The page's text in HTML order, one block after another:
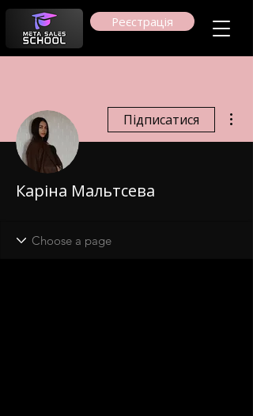
Реєстрація
Підписатися
Каріна Мальтсева